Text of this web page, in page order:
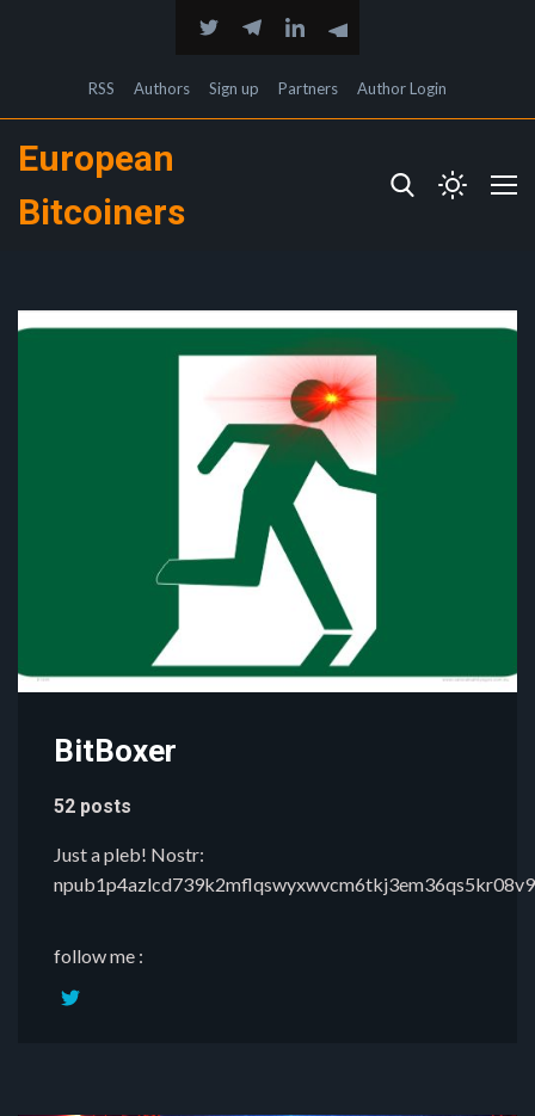
RSS Authors Sign up Partners Author Login
European
Bitcoiners
BitBoxer
52 posts
Just a pleb! Nostr:
follow me :